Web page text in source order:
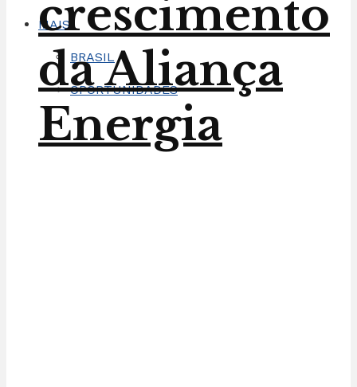
MAIS
BRASIL
OPORTUNIDADES
crescimento
da Aliança
Energia